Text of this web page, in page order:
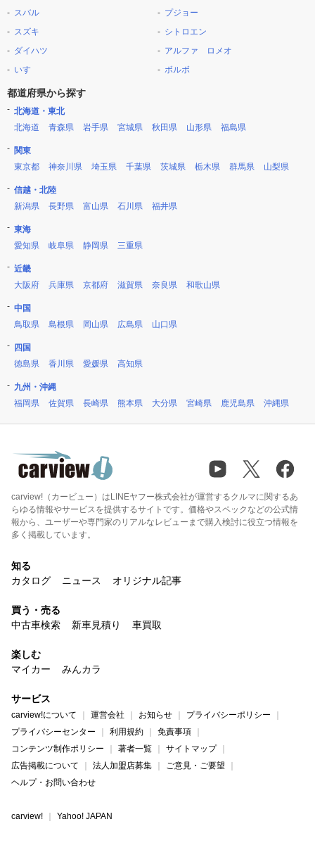
スバル
スズキ
ダイハツ
いすゞ
プジョー
シトロエン
アルファ ロメオ
ボルボ
都道府県から探す
北海道・東北
北海道
青森県 岩手県 宮城県 秋田県 山形県 福島県
関東
東京都
神奈川県 埼玉県 千葉県 茨城県 栃木県 群馬県 山梨県
信越・北陸
新潟県
長野県 富山県 石川県 福井県
東海
愛知県
岐阜県 静岡県 三重県
近畿
大阪府
兵庫県 京都府 滋賀県 奈良県 和歌山県
中国
鳥取県
島根県 岡山県 広島県 山口県
四国
徳島県
香川県 愛媛県 高知県
九州・沖縄
福岡県
佐賀県 長崎県 熊本県 大分県 宮崎県 鹿児島県 沖縄県
carview!（カービュー）はLINEヤフー株式会社が運営するクルマに関するあ
らゆる情報やサービスを提供するサイトです。価格やスペックなどの公式情
報から、ユーザーや専門家のリアルなレビューまで購入検討に役立つ情報を
多く掲載しています。
知る
カタログ
ニュース オリジナル記事
買う・売る
中古車検索
新車見積り 車買取
楽しむ
マイカー
みんカラ
サービス
carview!について 運営会社 お知らせ
プライバシーポリシー
プライバシーセンター
利用規約
免責事項
コンテンツ制作ポリシー
著者一覧
サイトマップ
広告掲載について
法人加盟店募集
ご意見・ご要望
ヘルプ・お問い合わせ
carview! Yahoo! JAPAN